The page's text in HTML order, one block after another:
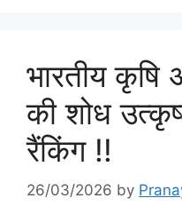
भारतीय
की शोध
रैंकिंग !!
26/03/2026 by